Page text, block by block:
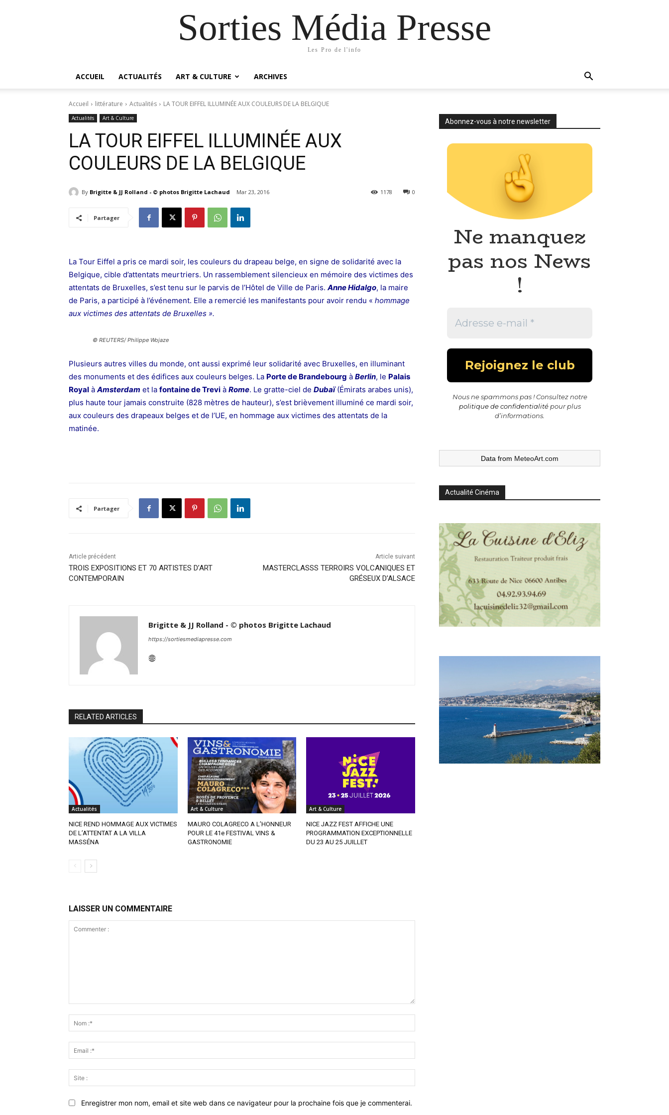
Sorties Média Presse
Les Pro de l'info
ACCUEIL ACTUALITÉS ART & CULTURE ARCHIVES
Accueil littérature Actualités LA TOUR EIFFEL ILLUMINÉE AUX COULEURS DE LA BELGIQUE
Actualités Art & Culture
LA TOUR EIFFEL ILLUMINÉE AUX
COULEURS DE LA BELGIQUE
By Brigitte & JJ Rolland - © photos Brigitte Lachaud Mar 23, 2016 0
1178
Partager
La Tour Eiffel a pris ce mardi soir, les couleurs du drapeau belge, en signe de solidarité avec la
Belgique, cible d’attentats meurtriers. Un rassemblement silencieux en mémoire des victimes des
attentats de Bruxelles, s’est tenu sur le parvis de l’Hôtel de Ville de Paris.Anne Hidalgo, la maire
de Paris, a participé à l’événement. Elle a remercié les manifestants pour avoir rendu « hommage
aux victimes des attentats de Bruxelles ».
© REUTERS/ Philippe Wojaze
Plusieurs autres villes du monde, ont aussi exprimé leur solidarité avec Bruxelles, en illuminant
des monuments et des édifices aux couleurs belges. La Porte de Brandebourg à Berlin, le Palais
Royal àAmsterdam et la fontaine de Trevi à Rome. Le gratte-ciel de Dubaï(Émirats arabes unis),
plus haute tour jamais construite (828 mètres de hauteur), s’est brièvement illuminé ce mardi soir,
aux couleurs des drapeaux belges et de l’UE, en hommage aux victimes des attentats de la
matinée.
Partager
Article précédent
TROIS EXPOSITIONS ET 70 ARTISTES D’ART
CONTEMPORAIN
Article suivant
MASTERCLASSS TERROIRS VOLCANIQUES ET
GRÉSEUX D’ALSACE
Brigitte & JJ Rolland - © photos Brigitte Lachaud
https://sortiesmediapresse.com
RELATED ARTICLES
Actualités
NICE REND HOMMAGE AUX VICTIMES
DE L’ATTENTAT A LA VILLA
MASSÉNA
Art & Culture
MAURO COLAGRECO A L’HONNEUR
POUR LE 41e FESTIVAL VINS &
GASTRONOMIE
Art & Culture
NICE JAZZ FEST AFFICHE UNE
PROGRAMMATION EXCEPTIONNELLE
DU 23 AU 25 JUILLET
LAISSER UN COMMENTAIRE
:*
:*
:
Enregistrer mon nom, email et site web dans ce navigateur pour la prochaine fois que je commenterai.
Abonnez-vous à notre newsletter
Ne manquez
pas nos News
!
Nous ne spammons pas ! Consultez notre
politique de confidentialitépour plus
d’informations.
Data from MeteoArt.com
Actualité Cinéma